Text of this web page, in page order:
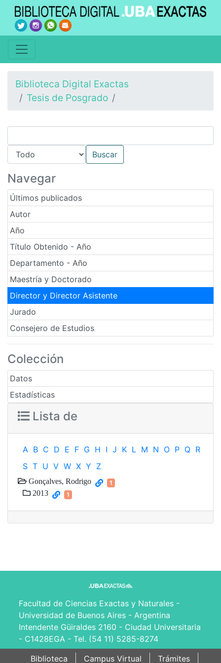
Biblioteca Digital Exactas
Tesis de Posgrado
Navegar
Últimos publicados
Autor
Año
Título Obtenido - Año
Departamento - Año
Maestría y Doctorado
Director y Director Asistente
Jurado
Consejero de Estudios
Colección
Datos
Estadísticas
Lista de
A B C D E F G H I J K L M N O P Q R
S T U V W X Y Z
Gonçalves, Rodrigo 1
2013 1
Facultad de Ciencias Exactas y Naturales -
Universidad de Buenos Aires - Argentina
Intendente Güiraldes 2160 - Ciudad Universitaria
- C1428EGA - Tel. (54 11) 5285-8274
Biblioteca
Campus Virtual Trámites